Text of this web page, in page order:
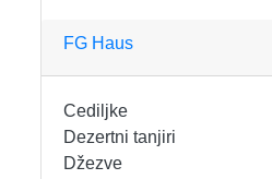
MAŠINE ZA MLEVENJE MESA
MIKROTALASNE
KUHINJSKE POSUDE
MOPOVI
FG Haus
Cediljke
Dezertni tanjiri
Džezve